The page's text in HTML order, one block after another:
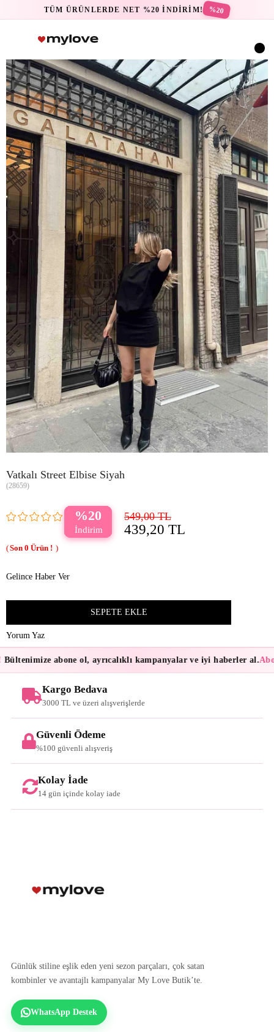
TÜM ÜRÜNLERDE NET %20 İNDİRİM! %20
Vatkalı Street Elbise Siyah
(28659)
20 549,00 TL
439,20 TL
0
Gelince Haber Ver
Yorum Yaz
abone ol, ayrıcalıklı kampanyalar ve iyi haberler al.
Kargo Bedava
3000 TL ve üzeri alışverişlerde
Güvenli Ödeme
%100 güvenli alışveriş
Kolay İade
14 gün içinde kolay iade
Günlük stiline eşlik eden yeni sezon parçaları, çok satan
kombinler ve avantajlı kampanyalar My Love Butik’te.
WhatsApp Destek